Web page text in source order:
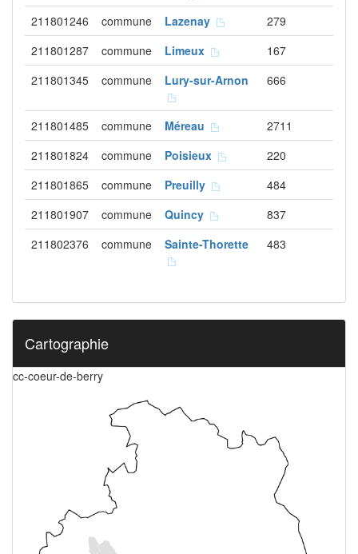
211801246
commune Lazenay
279
211801287
commune Limeux
167
211801345
commune Lury-sur-Arnon 666
211801485 commune Méreau
2711
211801824
commune Poisieux
220
211801865
commune Preuilly
484
211801907
commune Quincy
837
211802376
commune Sainte-Thorette 483
Cartographie
cc-coeur-de-berry